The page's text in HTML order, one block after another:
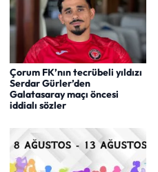
Çorum FK’nın tecrübeli yıldızı
Serdar Gürler’den
Galatasaray maçı öncesi
iddialı sözler